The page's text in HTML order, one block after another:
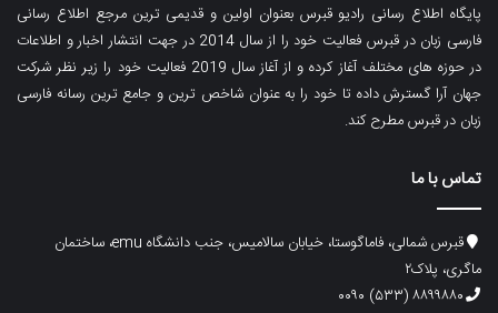
پایگاه اطلاع رسانی رادیو قبرس بعنوان اولین و قدیمی ترین مرجع اطلاع رسانی
فارسی زبان در قبرس فعالیت خود را از سال 2014 در جهت انتشار اخبار و اطلاعات
در حوزه های مختلف آغاز کرده و از آغاز سال 2019 فعالیت خود را زیر نظر شرکت
جهان آرا گسترش داده تا خود را به عنوان شاخص ترین و جامع ترین رسانه فارسی
زبان در قبرس مطرح کند.
تماس با ما
قبرس شمالی، فاماگوستا، خیابان سالامیس، جنب دانشگاه emu، ساختمان
ماگری، پلاک۲
۸۸۹۹۸۸۰ (۵۳۳) ۰۰۹۰